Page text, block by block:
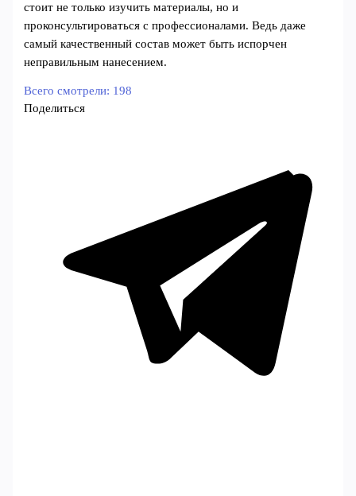
стоит не только изучить материалы, но и
проконсультироваться с профессионалами. Ведь даже
самый качественный состав может быть испорчен
неправильным нанесением.
Всего смотрели: 198
Поделиться